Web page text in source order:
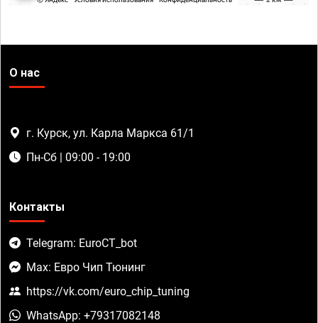
О нас
г. Курск, ул. Карла Маркса 61/1
Пн-Сб | 09:00 - 19:00
Контакты
Telegram: EuroCT_bot
Max: Евро Чип Тюнинг
https://vk.com/euro_chip_tuning
WhatsApp: +79317082148